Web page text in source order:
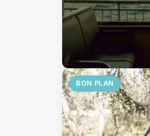
BON PLAN